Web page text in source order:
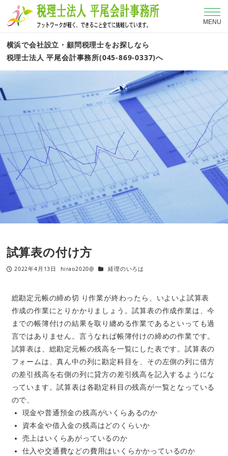
MENU
横浜で会社設立・顧問税理士をお探しなら
税理士法人 平尾会計事務所(045-869-0337)へ
試算表の付け方
2022年4月13日 hirao2020@ 経理のいろは
総勘定元帳の締め切 り作業が終わったら、いよいよ試算表
作成の作業にとりかかりましょう。試算表の作成作業は、今
までの帳簿付けの結果を取り纏める作業であるといっても過
言ではありません。言うなれば帳簿付けの締めの作業です。
試算表は、総勘定元帳の残高を一覧にした表です。試算表の
フォームは、真ん中の列に勘定科目を、その左側の列に借方
の差引残高を右側の列に貸方の差引残高を記入するようにな
っています。試算表は各勘定科目の残高が一覧となっている
ので、
現金や普通預金の残高がいくらあるのか
資本金や借入金の残高はどのくらいか
売上はいくらあがっているのか
仕入や交通費などの費用はいくらかかっているのか